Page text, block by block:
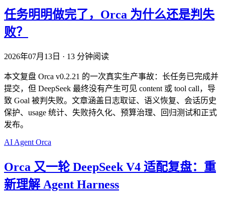
任务明明做完了，Orca 为什么还是判失
败？
2026年07月13日 · 13 分钟阅读
本文复盘 Orca v0.2.21 的一次真实生产事故：长任务已完成并
提交，但 DeepSeek 最终没有产生可见 content 或 tool call，导
致 Goal 被判失败。文章涵盖日志取证、语义恢复、会话历史
保护、usage 统计、失败持久化、预算治理、回归测试和正式
发布。
AI Agent Orca
Orca 又一轮 DeepSeek V4 适配复盘：重
新理解 Agent Harness